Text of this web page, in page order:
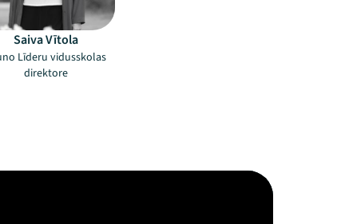
Saiva Vītola
Līderu vidusskolas
direktore